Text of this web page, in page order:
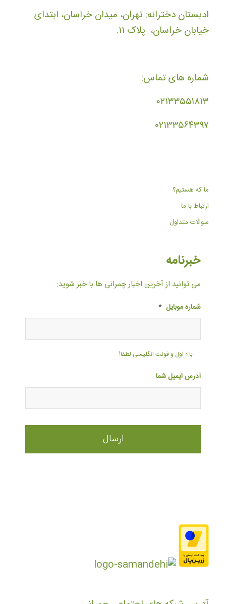
ادبستان دخترانه: تهران، میدان خراسان، ابتدای
خیابان خراسان، پلاک ۱۱.
شماره های تماس:
۰۲۱۳۳۵۵۱۸۱۳
۰۲۱۳۳۵۶۴۳۹۷
ما که هستیم؟
ارتباط با ما
سوالات متداول
خبرنامه
می توانید از آخرین اخبار چمرانی ها با خبر شوید:
شماره موبایل *
با ۰ اول و فونت انگلیسی لطفا!
آدرس ایمیل شما